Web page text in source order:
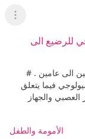
عرض
للرضيع الى
الى عامين . #
فيما يتعلق
والجهاز
الأمومة والطفل